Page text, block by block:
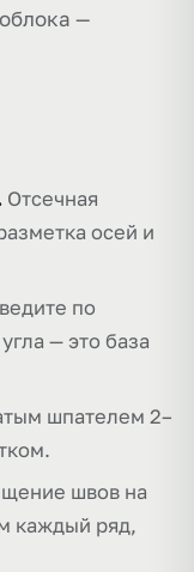
—
Отсечная
осей и
по
— это база
шпателем 2–
швов на
каждый ряд,